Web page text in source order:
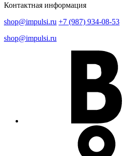
Контактная информация
shop@impulsi.ru +7 (987) 934-08-53
shop@impulsi.ru